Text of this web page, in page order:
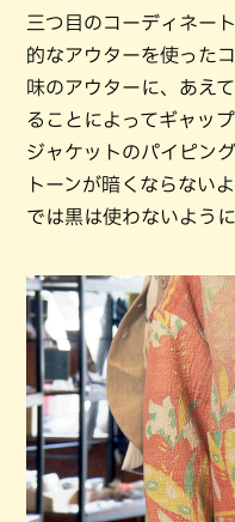
三つ目のコーディネー
的なアウターを使った
味のアウターに、あえ
ることによってギャップ
ジャケットのパイピン
トーンが暗くならない
では黒は使わないように